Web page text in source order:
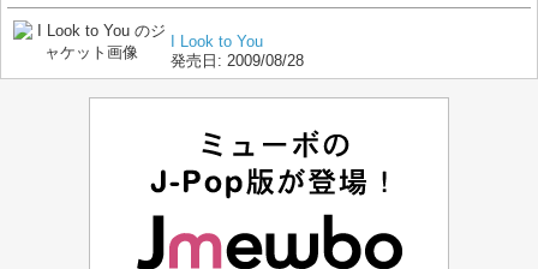
I Look to You
発売日: 2009/08/28